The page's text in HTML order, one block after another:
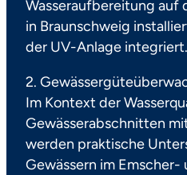
Wasseraufbereitung auf
in Braunschweig
der UV-Anlage integriert.
2.
Im Kontext der
Gewässerabschnitten
werden praktische
Gewässern im